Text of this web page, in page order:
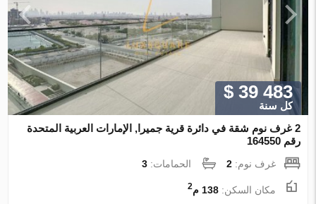
$ 39 483
كل سنة
2 غرف نوم شقة في دائرة قرية جميرا, الإمارات العربية المتحدة
رقم 164550
غرف نوم:2 الحمامات:3
مكان السكن:138 م 2